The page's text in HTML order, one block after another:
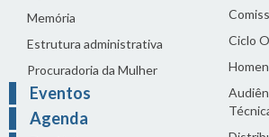
Memória
Estrutura administrativa
Procuradoria da Mulher
Eventos
Agenda
Ciclo